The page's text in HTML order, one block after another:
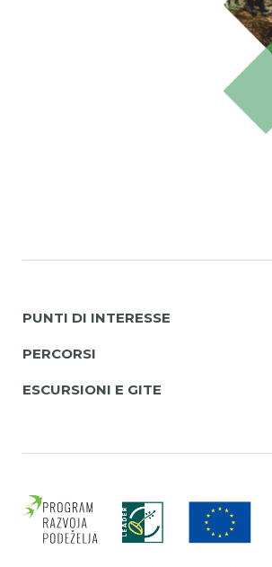
PUNTI DI INTERESSE
PERCORSI
ESCURSIONI E GITE